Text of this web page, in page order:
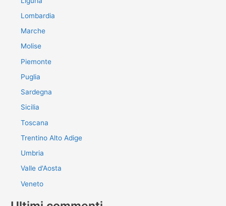
Lombardia
Marche
Molise
Piemonte
Puglia
Sardegna
Sicilia
Toscana
Trentino Alto Adige
Umbria
Valle d'Aosta
Veneto